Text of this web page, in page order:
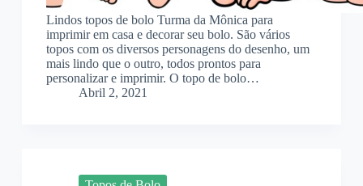
Lindos topos de bolo Turma da Mônica para
imprimir em casa e decorar seu bolo. São vários
topos com os diversos personagens do desenho, um
mais lindo que o outro, todos prontos para
personalizar e imprimir. O topo de bolo…
Abril 2, 2021